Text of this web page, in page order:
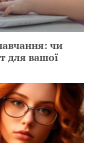
чи
для вашої